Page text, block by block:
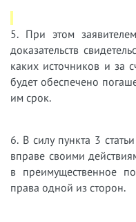
5. При этом
доказательств
каких источников и за
будет обеспечено
им срок.
6. В силу пункта 3
вправе своими
в преимущественное
права одной из сторон.